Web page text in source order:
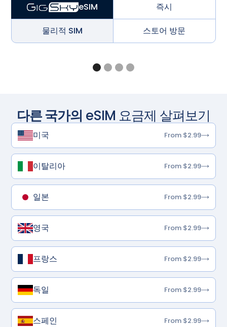
eSIM 즉시
물리적 SIM 스토어 방문
다른 국가의 eSIM 요금제 살펴보기
미국 From $2.99
이탈리아 From $2.99
일본 From $2.99
영국 From $2.99
프랑스 From $2.99
독일 From $2.99
스페인 From $2.99